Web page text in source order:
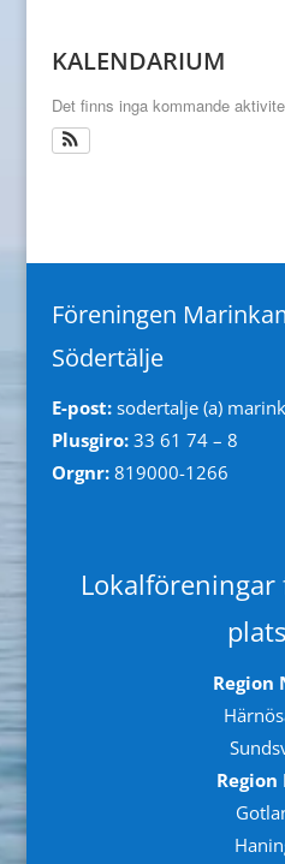
KALENDARIUM
Det finns inga kommande
Föreningen
Södertälje
E-post:sodertalje (a)
Plusgiro:33 61 74 – 8
Orgnr: 819000-1266
Lokalföreningar
Region